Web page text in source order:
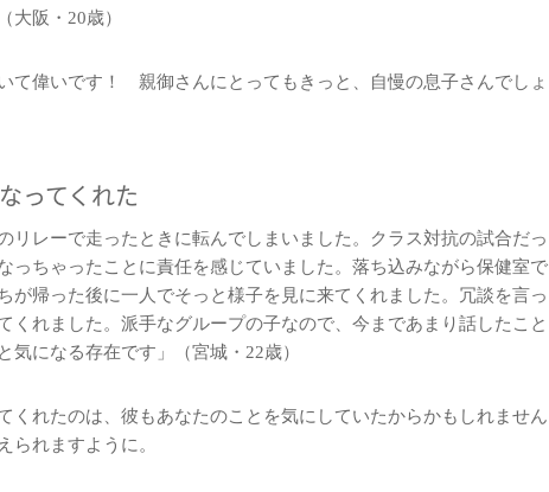
大阪・20歳）
て偉いです！ 親御さんにとってもきっと、自慢の息子さんでしょ
ってくれた
リレーで走ったときに転んでしまいました。クラス対抗の試合だっ
っちゃったことに責任を感じていました。落ち込みながら保健室で
が帰った後に一人でそっと様子を見に来てくれました。冗談を言っ
くれました。派手なグループの子なので、今まであまり話したこと
気になる存在です」（宮城・22歳）
れたのは、彼もあなたのことを気にしていたからかもしれません
られますように。